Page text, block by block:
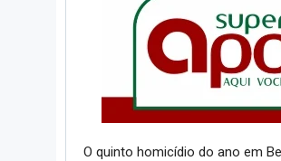
O quinto homicídio do ano em